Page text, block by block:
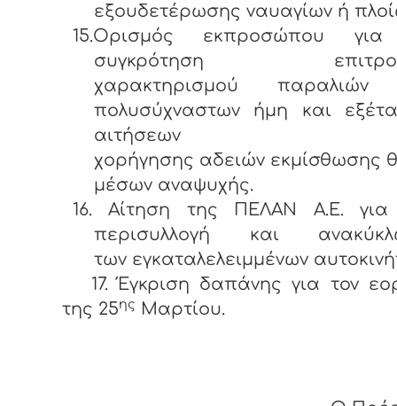
εξουδετέρωσης ναυαγίων ή
15.Ορισμός εκπροσώπου
συγκρότηση
χαρακτηρισμού
πολυσύχναστων ήμη και
αιτήσεων
χορήγησης αδειών εκμίσθωσης
μέσων αναψυχής.
16. Αίτηση της ΠΕΛΑΝ Α.Ε. για
περισυλλογή και
των εγκαταλελειμμένων
17. Έγκριση δαπάνης για τον
της 25ης Μαρτίου.